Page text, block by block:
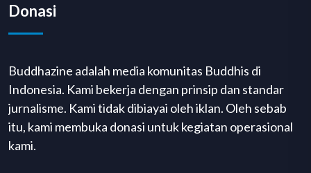
Donasi
Buddhazine adalah media komunitas Buddhis di
Indonesia. Kami bekerja dengan prinsip dan standar
jurnalisme. Kami tidak dibiayai oleh iklan. Oleh sebab
itu, kami membuka donasi untuk kegiatan operasional
kami.